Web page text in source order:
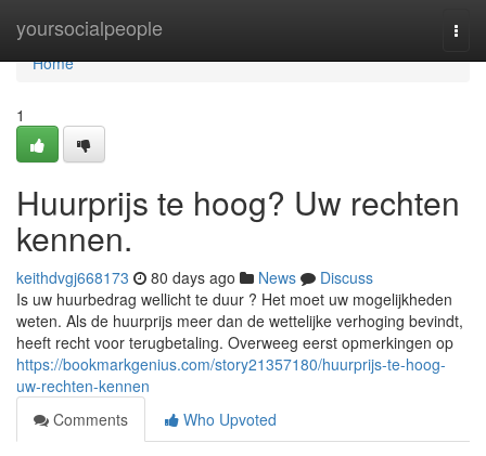
yoursocialpeople
Home
Home
1
Huurprijs te hoog? Uw rechten
kennen.
keithdvgj668173 80 days ago News
Discuss
Is uw huurbedrag wellicht te duur ? Het moet uw mogelijkheden
weten. Als de huurprijs meer dan de wettelijke verhoging bevindt,
heeft recht voor terugbetaling. Overweeg eerst opmerkingen op
https://bookmarkgenius.com/story21357180/huurprijs-te-hoog-
uw-rechten-kennen
Comments
Who Upvoted